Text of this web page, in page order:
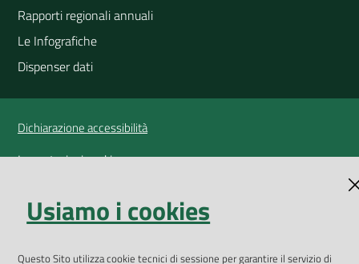
Rapporti regionali annuali
Le Infografiche
Dispenser dati
Vai alla pagina
Dichiarazione accessibilità
Impostazioni cookie
Note legali
Accessibilità
Usiamo i cookies
Questo Sito utilizza cookie tecnici di sessione per garantire il servizio di